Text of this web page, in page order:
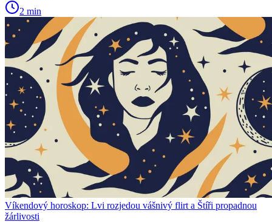
2 min
Víkendový horoskop: Lvi rozjedou vášnivý flirt a Štíři propadnou
žárlivosti